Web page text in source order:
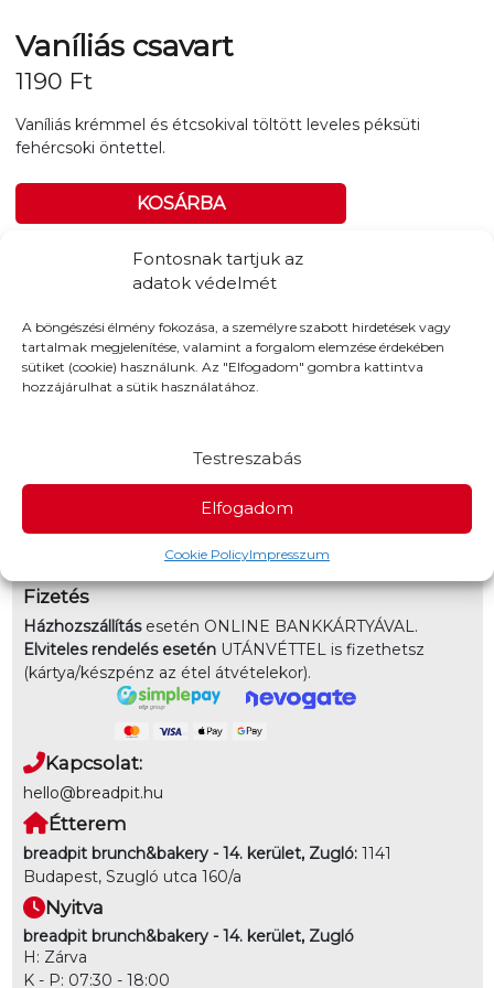
Fontosnak tartjuk az
adatok védelmét
A böngészési élmény fokozása, a személyre szabott hirdetések vagy
tartalmak megjelenítése, valamint a forgalom elemzése érdekében
sütiket (cookie) használunk. Az "Elfogadom" gombra kattintva
hozzájárulhat a sütik használatához.
Elfogadom
Testreszabás
Cookie PolicyImpresszum
Vaníliás csavart
1190 Ft
Vaníliás krémmel és étcsokival töltött leveles péksüti
fehércsoki öntettel.
KOSÁRBA
Tovább a teljes étlaphoz >
km-es körzetünkben, 890Ft-tól.
3km-ig: 890Ft
3-7km-ig: 1950 - 3000Ft
vagy akár házhozszállítással is!
Fizetés
Házhozszállításesetén ONLINE BANKKÁRTYÁVAL.
Elviteles rendelés esetén UTÁNVÉTTEL is fizethetsz
(kártya/készpénz az étel átvételekor).
Kapcsolat:
hello@breadpit.hu
Étterem
breadpit brunch&bakery - 14. kerület, Zugló: 1141
Budapest, Szugló utca 160/a
Nyitva
breadpit brunch&bakery - 14. kerület, Zugló
H: Zárva
K - P: 07:30 - 18:00